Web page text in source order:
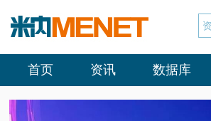
首页 资讯 数据库